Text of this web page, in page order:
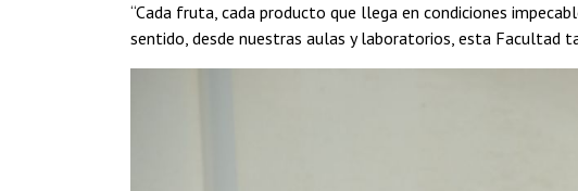
“Cada fruta, cada producto que llega en condiciones
sentido, desde nuestras aulas y laboratorios, esta Facultad